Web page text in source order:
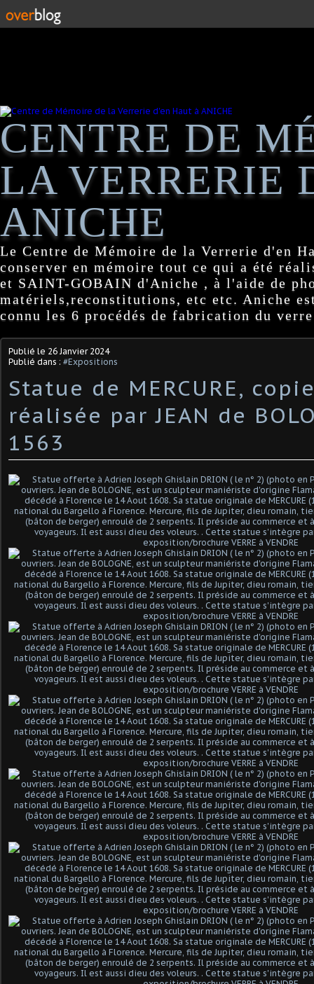
CENTRE DE
LA VERRERIE
ANICHE
Le Centre de Mémoire de la Verrerie d'en
conserver en mémoire tout ce qui a été
et SAINT-GOBAIN d'Aniche , à l'aide de
matériels,reconstitutions, etc etc. Aniche
connu les 6 procédés de fabrication du
Publié le 26 Janvier 2024
Publié dans : #Expositions
Statue de MERCURE,
réalisée par JEAN de
1563